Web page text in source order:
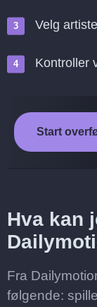
Velg
Kontroller
Start
Hva kan
Fra
følgende: